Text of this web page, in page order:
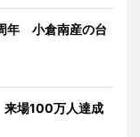
年 小倉南産の台
場100万人達成